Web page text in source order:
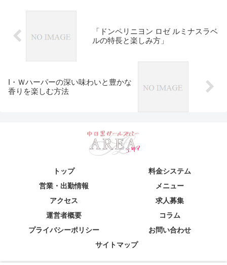
「ドンペリニヨン ロゼ ルミナスラベ
ルの特長と楽しみ方」
I・Ｗハーパーの深い味わいと豊かな
香りを楽しむ方法
トップ
料金システム
営業・出勤情報
メニュー
アクセス
求人募集
運営者概要
コラム
プライバシーポリシー
お問い合わせ
サイトマップ